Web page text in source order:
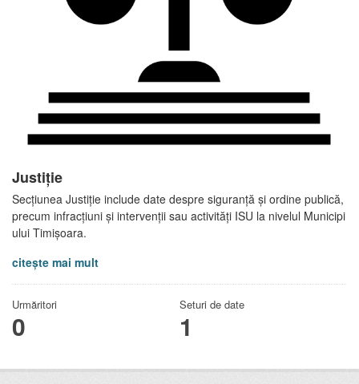
Justiție
Secțiunea Justiție include date despre siguranță și ordine publică,
precum infracțiuni și intervenții sau activități ISU la nivelul Municipi
ului Timișoara.
citește mai mult
Urmăritori
0
Seturi de date
1